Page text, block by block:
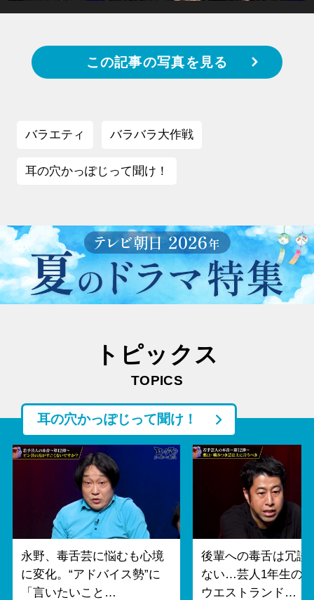
この記事の写真を見る
バラエティ バラバラ大作戦
耳の穴かっぽじって聞け！
トピックス
TOPICS
耳の穴かっぽじって聞け！
永野、毒舌芸に悩むも心境
に変化。“アドバイス勢”に
「言いたいこと…
後輩への毒舌は冗談
ない…芸人1年生の“
ウエストランド…